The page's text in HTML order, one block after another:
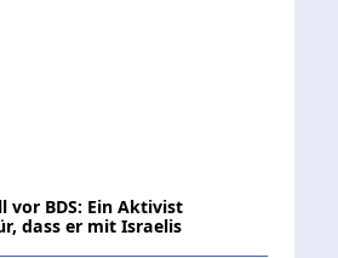
vor BDS: Ein Aktivist
dass er mit Israelis